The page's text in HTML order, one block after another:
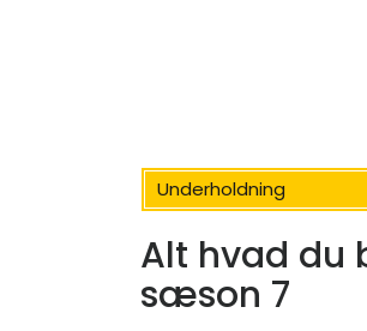
Underholdning
Alt hvad du
sæson 7